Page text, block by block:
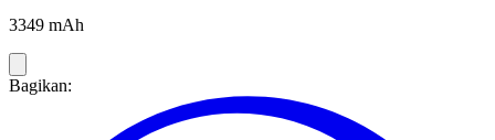
3349 mAh
Bagikan: